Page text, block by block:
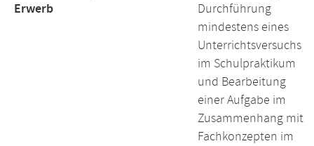
Erwerb
Durchführung
mindestens eines
Unterrichtsversuchs
im Schulpraktikum
und Bearbeitung
einer Aufgabe im
Zusammenhang mit
Fachkonzepten im